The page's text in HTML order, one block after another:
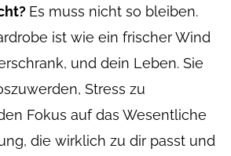
Es muss nicht so bleiben.
ist wie ein frischer Wind
und dein Leben. Sie
Stress zu
Fokus auf das Wesentliche
die wirklich zu dir passt und